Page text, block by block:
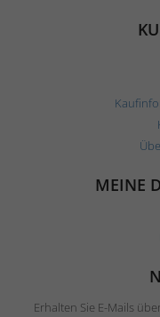
MEINE
Erhalten Sie E-Mails